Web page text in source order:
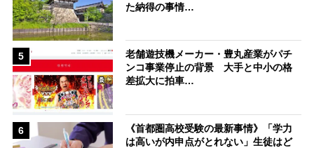
た納得の事情…
5
老舗遊技機メーカー・豊丸産業がパチ
ンコ事業停止の背景 大手と中小の格
差拡大に拍車…
6
《首都圏高校受験の最新事情》「学力
は高いが内申点がとれない」生徒はど